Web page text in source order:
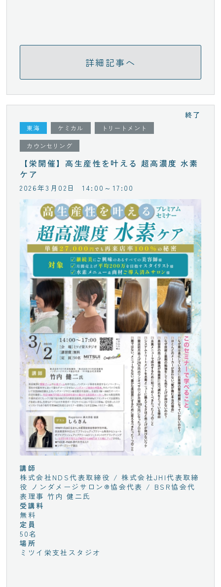
詳細記事へ
東海 ケミカル トリートメント
カウンセリング
【栄開催】高生産性を叶える 超高濃度 水素
ケア
終了
2026年3月02日 14:00～17:00
講師
株式会社NDS代表取締役 / 株式会社JHI代表取締
役 ノンダメージサロン®協会代表 / BSR協会代
表理事 竹内 健二氏
受講料
無料
定員
50名
場所
ミツイ栄支社スタジオ